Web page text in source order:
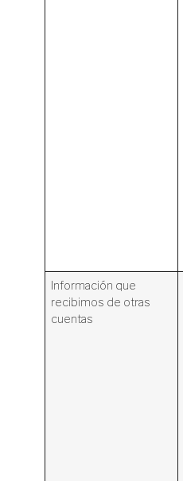
Información que
recibimos de otras
cuentas